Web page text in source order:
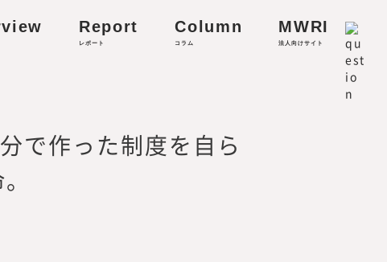
Report
レポート
Column
コラム
MWRI
法人向けサイト
で作った制度を自ら